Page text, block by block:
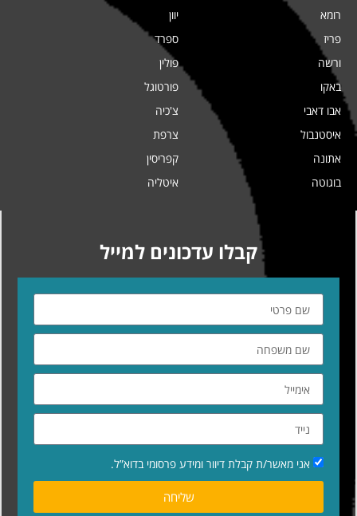
רומא
פריז
ורשה
באקו
אבו דאבי
איסטנבול
אתונה
בוגוטה
יוון
ספרד
פולין
פורטוגל
צ'כיה
צרפת
קפריסין
איטליה
קבלו עדכונים למייל
אני מאשר/ת קבלת דיוור ומידע פרסומי בדוא”ל.
שליחה